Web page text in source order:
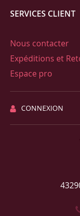
SERVICES CLIENT
Nous contacter
Expéditions et
Espace pro
CONNEXION